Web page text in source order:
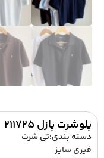
پلوشرت پازل ۲۱۱۷۲۵
دسته بندی:تی شرت
فیری سایز